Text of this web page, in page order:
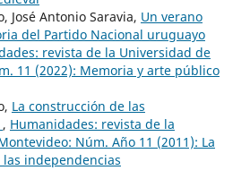
José Antonio Saravia, Un verano
del Partido Nacional uruguayo
revista de la Universidad de
11 (2022): Memoria y arte público
La construcción de las
, Humanidades: revista de la
Núm. Año 11 (2011): La
independencias